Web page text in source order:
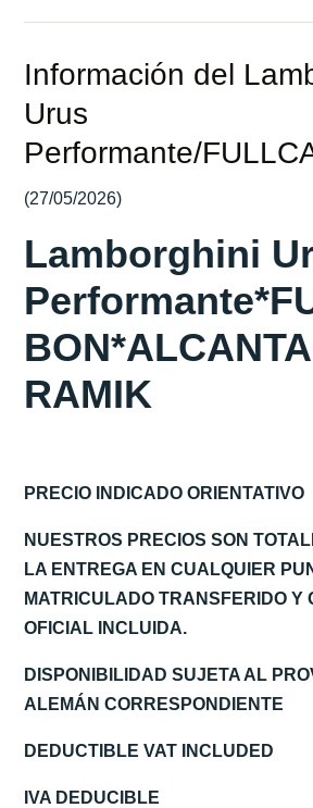
Información del
Urus
Performante/
(27/05/2026)
Lamborghini
RAMIK
PRECIO INDICADO ORIENTATIVO
NUESTROS PRECIOS SON
LA ENTREGA EN CUALQUIER
MATRICULADO TRANSFERIDO Y
OFICIAL INCLUIDA.
DISPONIBILIDAD SUJETA AL
ALEMÁN CORRESPONDIENTE
DEDUCTIBLE VAT INCLUDED
IVA DEDUCIBLE